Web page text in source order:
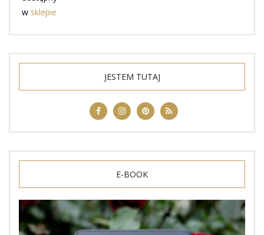
w sklepie
JESTEM TUTAJ
E-BOOK